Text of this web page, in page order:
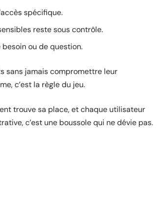
spécifique.
reste sous contrôle.
ou de question.
sans jamais compromettre leur
c’est la règle du jeu.
trouve sa place, et chaque utilisateur
c’est une boussole qui ne dévie pas.